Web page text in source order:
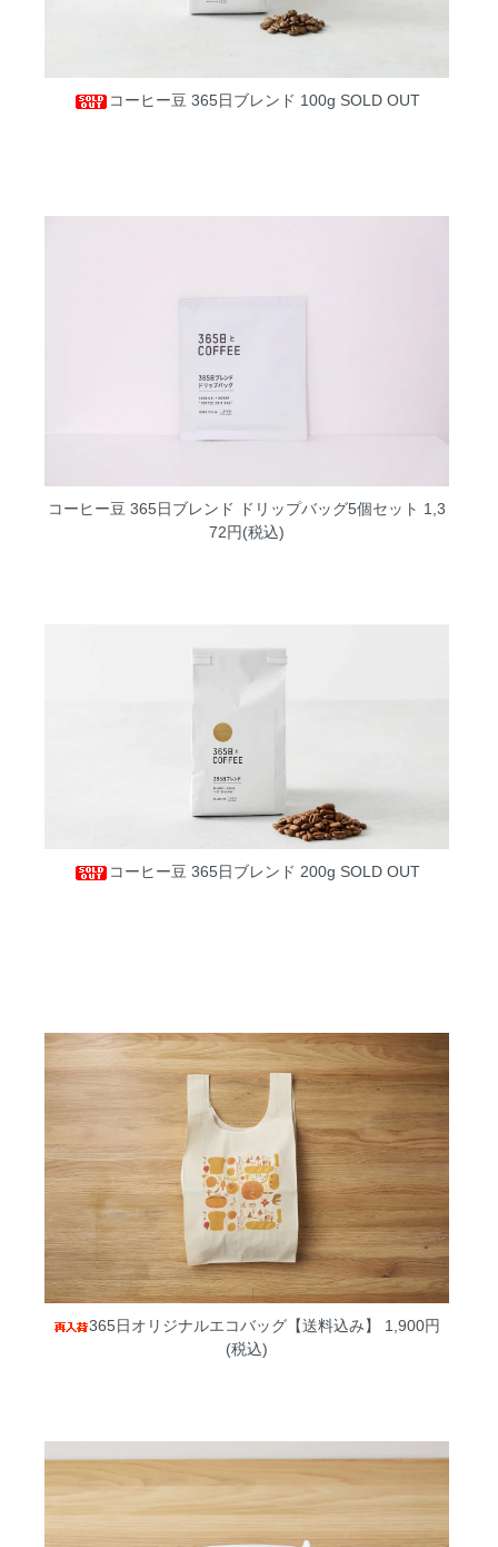
コーヒー豆 365日ブレンド 100g SOLD OUT
コーヒー豆 365日ブレンド ドリップバッグ5個セット 1,3
72円(税込)
コーヒー豆 365日ブレンド 200g SOLD OUT
365日オリジナルエコバッグ【送料込み】
1,900円
(税込)